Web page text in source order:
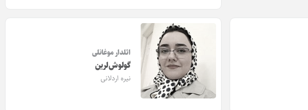
ائلدار موغانلی
گولوش‌لرین
نیره اردلانی